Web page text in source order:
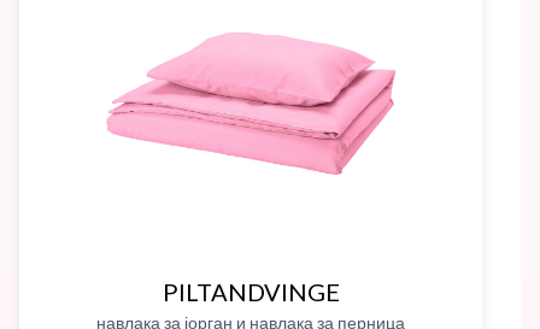
PILTANDVINGE
навлака за јорган и навлака за перница